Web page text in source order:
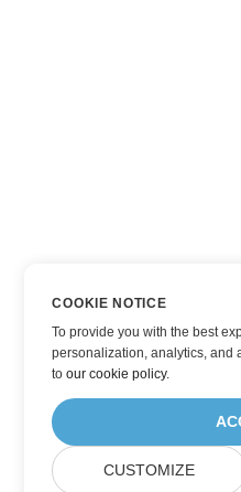
COOKIE NOTICE
To provide you with the best
personalization, analytics, and
toour cookie policy.
CUSTOMIZE